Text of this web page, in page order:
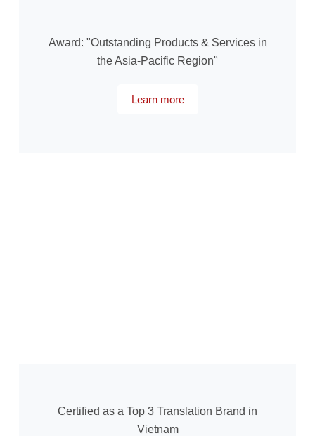
Award: "Outstanding Products & Services in
the Asia-Pacific Region"
Learn more
Certified as a Top 3 Translation Brand in
Vietnam